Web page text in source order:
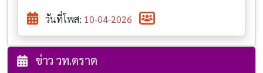
วันที่โพส: 10-04-2026
ข่าว วท.ตราด